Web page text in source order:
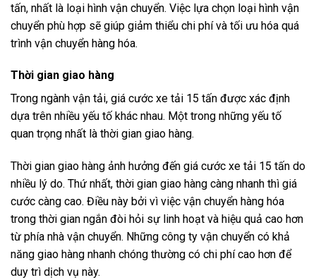
tấn, nhất là loại hình vận chuyển. Việc lựa chọn loại hình vận
chuyển phù hợp sẽ giúp giảm thiểu chi phí và tối ưu hóa quá
trình vận chuyển hàng hóa.
Thời gian giao hàng
Trong ngành vận tải, giá cước xe tải 15 tấn được xác định
dựa trên nhiều yếu tố khác nhau. Một trong những yếu tố
quan trọng nhất là thời gian giao hàng.
Thời gian giao hàng ảnh hưởng đến giá cước xe tải 15 tấn do
nhiều lý do. Thứ nhất, thời gian giao hàng càng nhanh thì giá
cước càng cao. Điều này bởi vì việc vận chuyển hàng hóa
trong thời gian ngắn đòi hỏi sự linh hoạt và hiệu quả cao hơn
từ phía nhà vận chuyển. Những công ty vận chuyển có khả
năng giao hàng nhanh chóng thường có chi phí cao hơn để
duy trì dịch vụ này.